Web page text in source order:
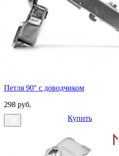
Петля 90° с доводчиком
298 руб.
Купить